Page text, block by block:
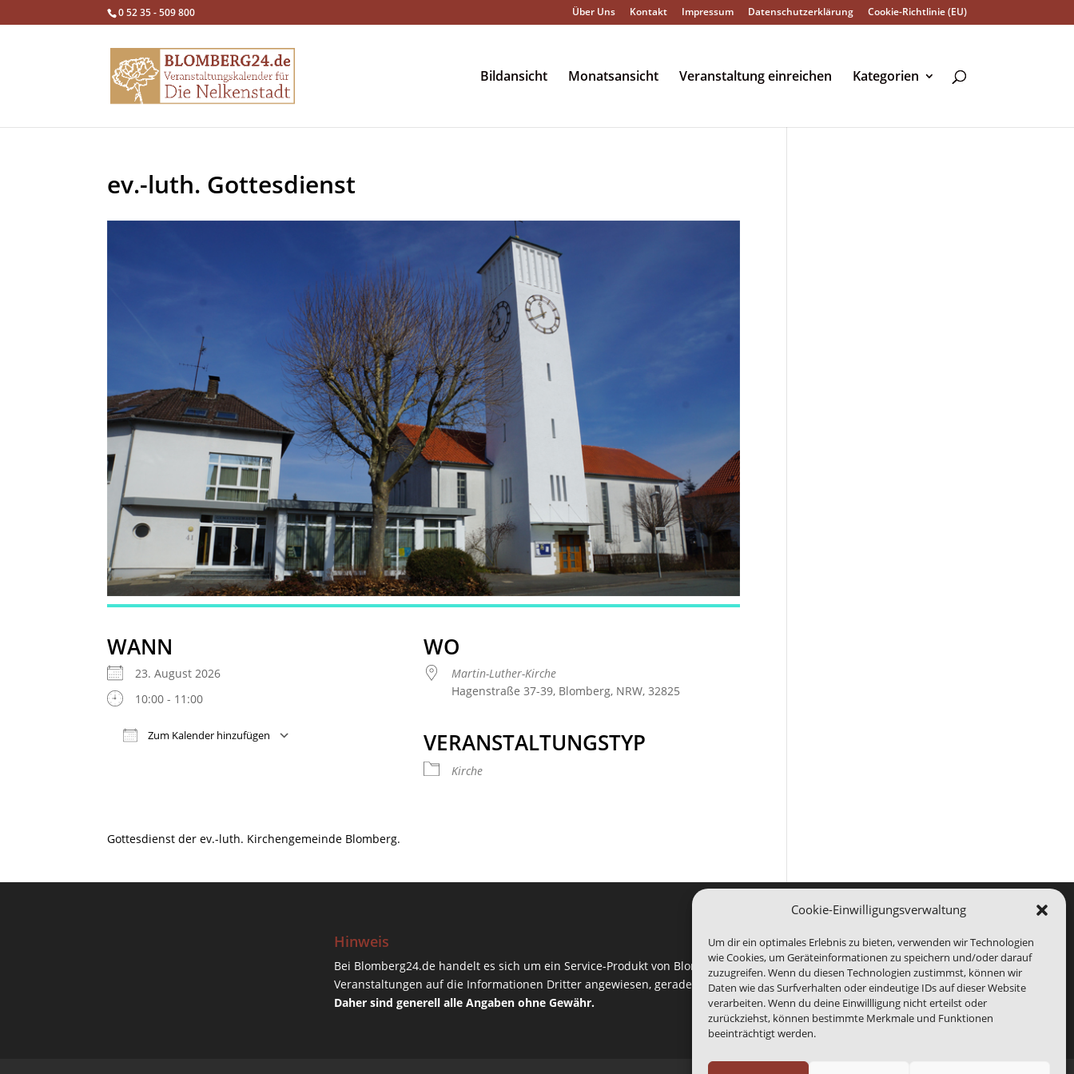
Cookie-Einwilligungsverwaltung
Um dir ein optimales Erlebnis zu bieten, verwenden wir Technologien
wie Cookies, um Geräteinformationen zu speichern und/oder darauf
zuzugreifen. Wenn du diesen Technologien zustimmst, können wir
Daten wie das Surfverhalten oder eindeutige IDs auf dieser Website
verarbeiten. Wenn du deine Einwillligung nicht erteilst oder
zurückziehst, können bestimmte Merkmale und Funktionen
beeinträchtigt werden.
0 52 35 - 509 800 Über Uns Kontakt Impressum Datenschutzerklärung Cookie-Richtlinie (EU)
Bildansicht Monatsansicht Veranstaltung einreichen Kategorien
ev.-luth. Gottesdienst
WANN
23. August 2026
10:00 - 11:00
Zum Kalender hinzufügen
WO
Martin-Luther-Kirche
Hagenstraße 37-39, Blomberg, NRW, 32825
VERANSTALTUNGSTYP
Kirche
Gottesdienst der ev.-luth. Kirchengemeinde Blomberg.
Hinweis
Bei Blomberg24.de handelt es sich um ein Service-Produkt von Blomberg Medien. Wir sind bei der Abbildung von
Veranstaltungen auf die Informationen Dritter angewiesen, gerade das benannte Ende eines Events kann abweichen.
Daher sind generell alle Angaben ohne Gewähr.